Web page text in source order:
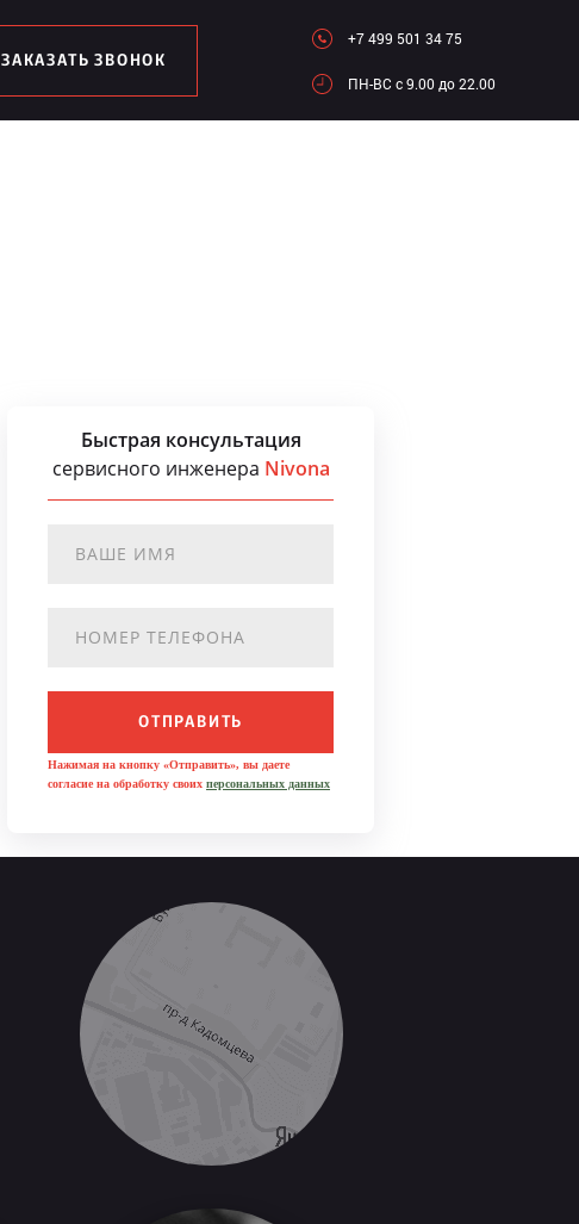
ЗАКАЗАТЬ ЗВОНОК
+7 499 501 34 75
ПН-ВC c 9.00 до 22.00
Быстрая консультация
сервисного инженера Nivona
ОТПРАВИТЬ
Нажимая на кнопку «Отправить», вы даете
согласие на обработку своих персональных данных